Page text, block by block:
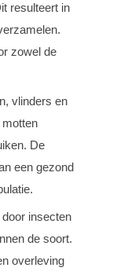
resulteert in
zowel de
vlinders en
De
een gezond
insecten
de soort.
overleving